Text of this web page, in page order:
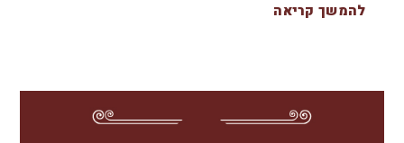
להמשך קריאה